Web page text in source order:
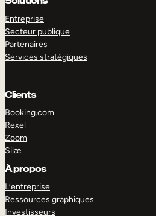
Entreprise
Secteur publique
Partenaires
Services stratégiques
Clients
Booking.com
Rexel
Zoom
Silæ
À propos
L’entreprise
Ressources graphiques
Investisseurs